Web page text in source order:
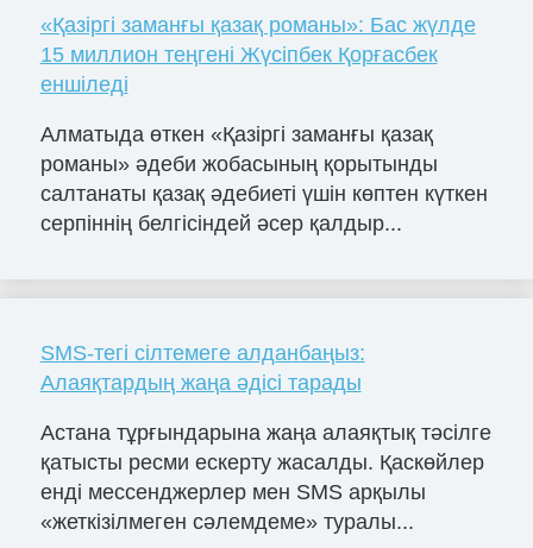
«Қазіргі заманғы қазақ романы»: Бас жүлде
15 миллион теңгені Жүсіпбек Қорғасбек
еншіледі
Алматыда өткен «Қазіргі заманғы қазақ
романы» әдеби жобасының қорытынды
салтанаты қазақ әдебиеті үшін көптен күткен
серпіннің белгісіндей әсер қалдыр...
SMS-тегі сілтемеге алданбаңыз:
Алаяқтардың жаңа әдісі тарады
Астана тұрғындарына жаңа алаяқтық тәсілге
қатысты ресми ескерту жасалды. Қаскөйлер
енді мессенджерлер мен SMS арқылы
«жеткізілмеген сәлемдеме» туралы...